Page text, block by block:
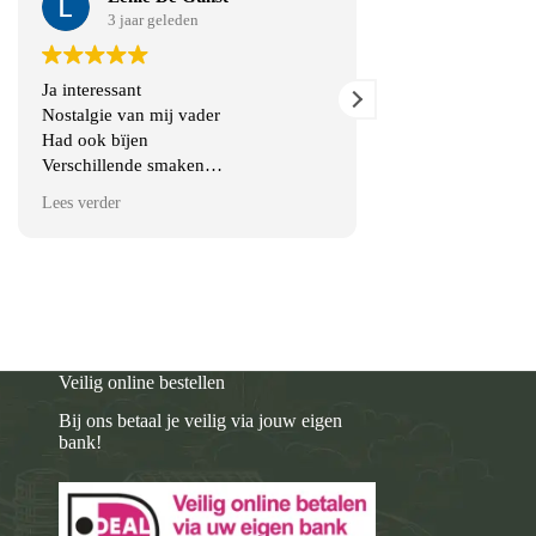
3 jaar geleden
Ja interessant
Nostalgie van mij vader
Had ook bïjen
Verschillende smaken
Lees verder
Veilig online bestellen
Bij ons betaal je veilig via jouw eigen
bank!